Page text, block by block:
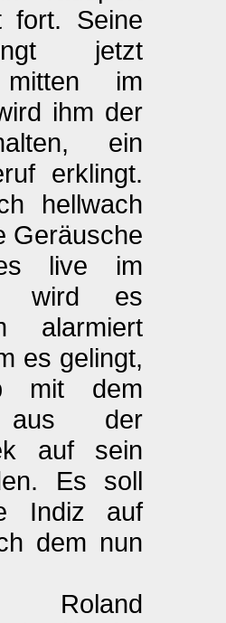
fort. Seine
jetzt
mitten im
ihm der
ein
erklingt.
hellwach
Geräusche
live im
wird es
alarmiert
es gelingt,
mit dem
aus der
auf sein
Es soll
Indiz auf
dem nun
Roland